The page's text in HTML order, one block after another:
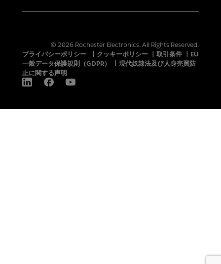
© 2026 Rochester Electronics. All Rights Reserved.
プライバシーポリシー
クッキーポリシー 取引条件
EU
一般データ保護規則（GDPR）
現代奴隷法及び人身売買防
止に関する声明